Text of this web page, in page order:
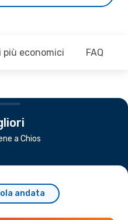
più economici FAQ
a Chios
andata